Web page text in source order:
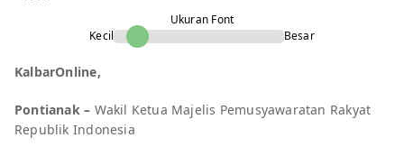
Ukuran Font
Kecil
Besar
KalbarOnline,
Pontianak – Wakil Ketua Majelis Pemusyawaratan Rakyat
Republik Indonesia